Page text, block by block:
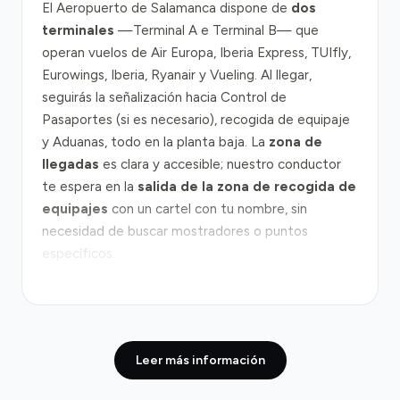
El Aeropuerto de Salamanca dispone de dos
terminales —Terminal A e Terminal B— que
operan vuelos de Air Europa, Iberia Express, TUIfly,
Eurowings, Iberia, Ryanair y Vueling. Al llegar,
seguirás la señalización hacia Control de
Pasaportes (si es necesario), recogida de equipaje
y Aduanas, todo en la planta baja. La zona de
llegadas es clara y accesible; nuestro conductor
te espera en la salida de la zona de recogida de
equipajes con un cartel con tu nombre, sin
necesidad de buscar mostradores o puntos
específicos.
autopista A-50, una ruta directa y bien señalizada
que mantiene tráfico fluido en la mayoría de
Leer más información